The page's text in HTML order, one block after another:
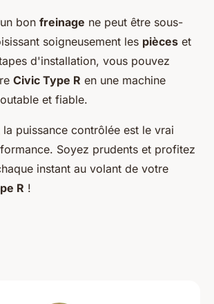
bon freinage ne peut être sous-
soigneusement les pièces et
d'installation, vous pouvez
Civic Type R en une machine
et fiable.
puissance contrôlée est le vrai
Soyez prudents et profitez
instant au volant de votre
R !